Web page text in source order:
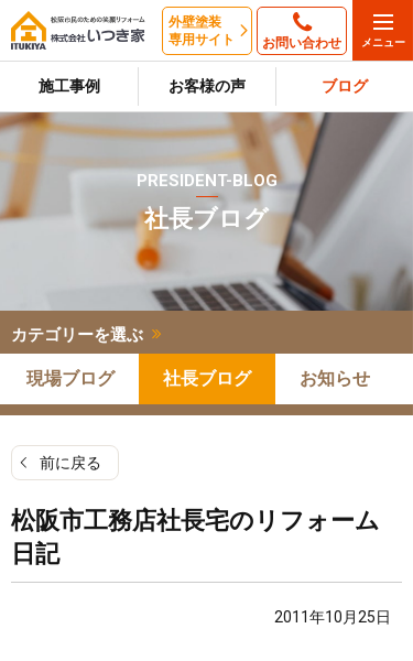
外壁塗装
専用サイト
お問い合わせ
施工事例 お客様の声 ブログ
PRESIDENT-BLOG
社長ブログ
カテゴリーを選ぶ
現場ブログ 社長ブログ お知らせ
前に戻る
松阪市工務店社長宅のリフォーム
日記
2011年10月25日